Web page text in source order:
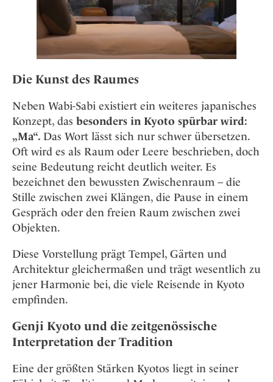
Die Kunst des Raumes
Neben Wabi-Sabi existiert ein weiteres japanisches
Konzept, das besonders in Kyoto spürbar wird:
„Ma“. Das Wort lässt sich nur schwer übersetzen.
Oft wird es als Raum oder Leere beschrieben, doch
seine Bedeutung reicht deutlich weiter. Es
bezeichnet den bewussten Zwischenraum – die
Stille zwischen zwei Klängen, die Pause in einem
Gespräch oder den freien Raum zwischen zwei
Objekten.
Diese Vorstellung prägt Tempel, Gärten und
Architektur gleichermaßen und trägt wesentlich zu
jener Harmonie bei, die viele Reisende in Kyoto
empfinden.
Genji Kyoto und die zeitgenössische
Interpretation der Tradition
Eine der größten Stärken Kyotos liegt in seiner